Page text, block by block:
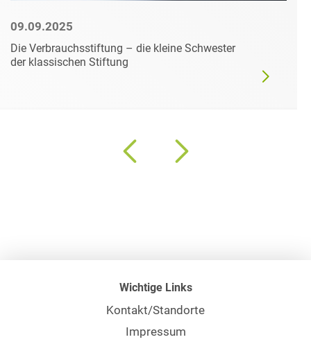
09.09.2025
Die Verbrauchsstiftung – die kleine Schwester
der klassischen Stiftung
Wichtige Links
Kontakt/Standorte
Impressum